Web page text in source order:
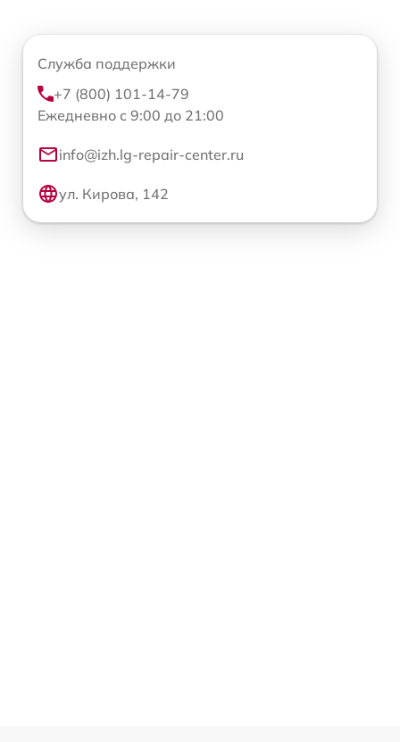
Служба поддержки
+7 (800) 101-14-79
Ежедневно с 9:00 до 21:00
info@izh.lg-repair-center.ru
ул. Кирова, 142